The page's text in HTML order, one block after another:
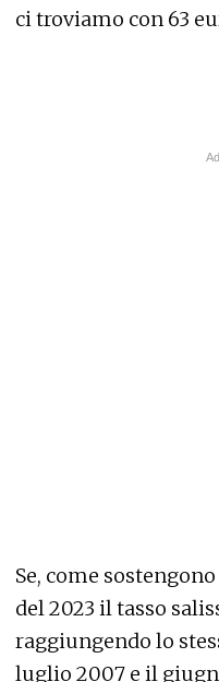
ci troviamo con 63
Se, come
del 2023 il tasso
raggiungendo lo
luglio 2007 e il